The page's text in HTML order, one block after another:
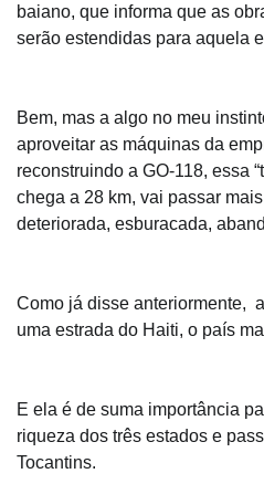
baiano, que informa que as
serão estendidas para aquela
Bem, mas a algo no meu
aproveitar as máquinas da
reconstruindo a GO-118, essa
chega a 28 km, vai passar
deteriorada, esburacada,
Como já disse anteriormente,
uma estrada do Haiti, o país
E ela é de suma importância
riqueza dos três estados e
Tocantins.